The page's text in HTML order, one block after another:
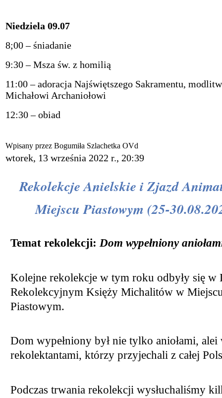
Niedziela 09.07
8;00 – śniadanie
9:30 – Msza św. z homilią
11:00 – adoracja Najświętszego Sakramentu,
Michałowi Archaniołowi
12:30–obiad
Wpisany przez Bogumiła Szlachetka OVd
wtorek, 13 września 2022 r., 20:39
Rekolekcje Anielskie i Zjazd
Miejscu Piastowym (25-
Temat rekolekcji: Dom wypełniony
Kolejne rekolekcje w tym roku odbyły się w
Rekolekcyjnym Księży Michalitów w
Piastowym.
Dom wypełniony był nie tylko aniołami, alei
rekolektantami, którzy przyjechali z całej
Podczas trwania rekolekcji wysłuchaliśmy